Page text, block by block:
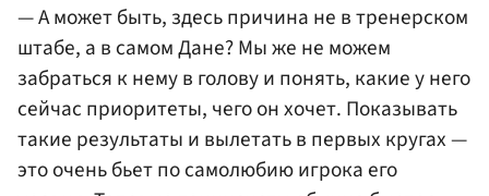
— А может быть, здесь причина не в тренерском
штабе, а в самом Дане? Мы же не можем
забраться к нему в голову и понять, какие у него
сейчас приоритеты, чего он хочет. Показывать
такие результаты и вылетать в первых кругах —
это очень бьет по самолюбию игрока его